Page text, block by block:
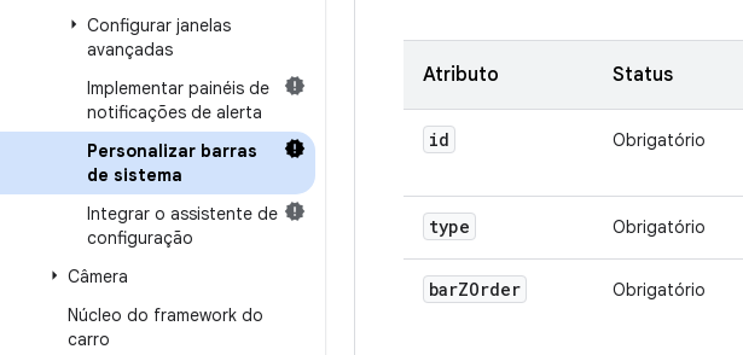
Configurar janelas
avançadas
Implementar painéis de
notificações de alerta
Personalizar barras
de sistema
Integrar o assistente de
configuração
Câmera
Núcleo do framework do
carro
Atributo Status
id Obrigatório
type Obrigatório
barZOrder Obrigatório